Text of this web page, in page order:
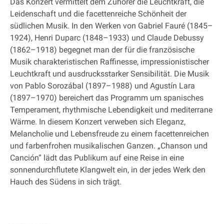
Leidenschaft und die facettenreiche Schönheit der
südlichen Musik. In den Werken von Gabriel Fauré (1845–
1924), Henri Duparc (1848–1933) und Claude Debussy
(1862–1918) begegnet man der für die französische
Musik charakteristischen Raffinesse, impressionistischer
Leuchtkraft und ausdrucksstarker Sensibilität. Die Musik
von Pablo Sorozábal (1897–1988) und Agustín Lara
(1897–1970) bereichert das Programm um spanisches
Temperament, rhythmische Lebendigkeit und mediterrane
Wärme. In diesem Konzert verweben sich Eleganz,
Melancholie und Lebensfreude zu einem facettenreichen
und farbenfrohen musikalischen Ganzen. „Chanson und
Canción“ lädt das Publikum auf eine Reise in eine
sonnendurchflutete Klangwelt ein, in der jedes Werk den
Hauch des Südens in sich trägt.